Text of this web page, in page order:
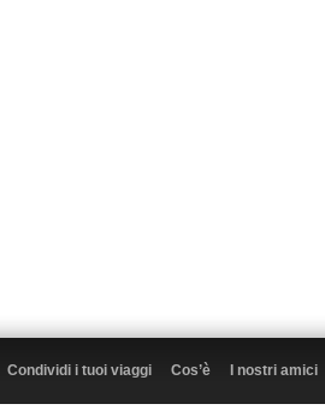
Condividi i tuoi viaggi Cos’è I nostri amici